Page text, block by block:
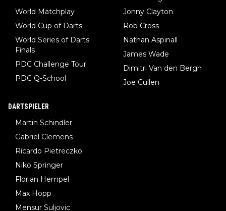
World Matchplay
World Cup of Darts
World Series of Darts
Finals
PDC Challenge Tour
PDC Q-School
Jonny Clayton
Rob Cross
Nathan Aspinall
James Wade
Dimitri Van den Bergh
Joe Cullen
DARTSPIELER
Martin Schindler
Gabriel Clemens
Ricardo Pietreczko
Niko Springer
Florian Hempel
Max Hopp
Mensur Suljovic